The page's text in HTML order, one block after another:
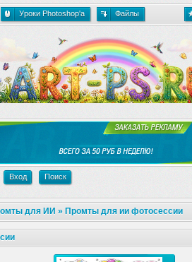
Уроки Photoshop'a Файлы
Вход Поиск
для ИИ » Промты для ии фотосессии